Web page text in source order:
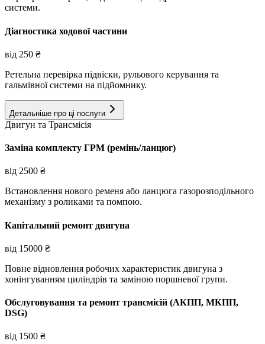
системи.
Діагностика ходової частини
від 250 ₴
Ретельна перевірка підвіски, рульового керування та
гальмівної системи на підйомнику.
Детальніше про ці послуги
Двигун та Трансмісія
Заміна комплекту ГРМ (ремінь/ланцюг)
від 2500 ₴
Встановлення нового ременя або ланцюга газорозподільного
механізму з роликами та помпою.
Капітальний ремонт двигуна
від 15000 ₴
Повне відновлення робочих характеристик двигуна з
хонінгуванням циліндрів та заміною поршневої групи.
Обслуговування та ремонт трансмісій (АКПП, МКПП,
DSG)
від 1500 ₴